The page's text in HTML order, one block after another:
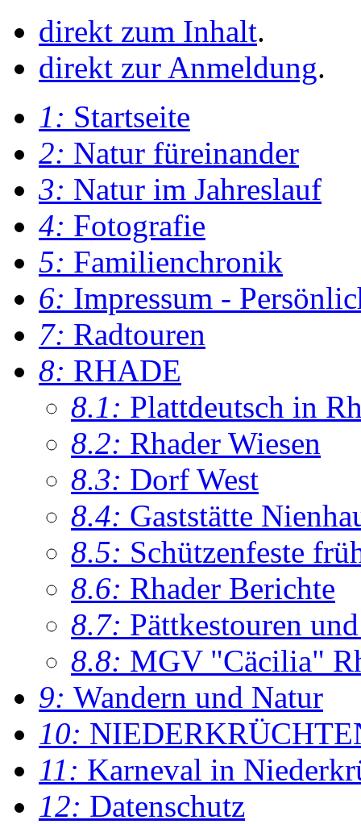
direkt zum Inhalt.
direkt zur Anmeldung.
1: Startseite
2: Natur füreinander
3: Natur im Jahreslauf
4: Fotografie
5: Familienchronik
6: Impressum -
7: Radtouren
8: RHADE
8.1: Plattdeutsch in
8.2: Rhader Wiesen
8.3: Dorf West
8.4: Gaststätte
8.5: Schützenfeste
8.6: Rhader Berichte
8.7: Pättkestouren
8.8: MGV "Cäcilia"
9: Wandern und Natur
10:
11: Karneval in
12: Datenschutz